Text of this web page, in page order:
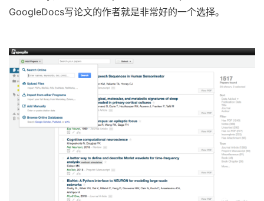
GoogleDocs写论文的作者就是非常好的一个选择。